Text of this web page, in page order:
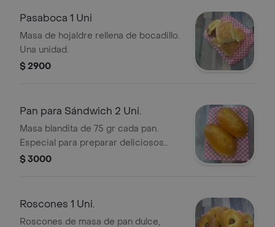
Pasaboca 1 Uni
Masa de hojaldre rellena de bocadillo.
Una unidad.
$ 2900
Pan para Sándwich 2 Uni.
Masa blandita de 75 gr cada pan.
Especial para preparar deliciosos
sandwich.
$ 3000
Roscones 1 Uni.
Roscones de masa de pan dulce,